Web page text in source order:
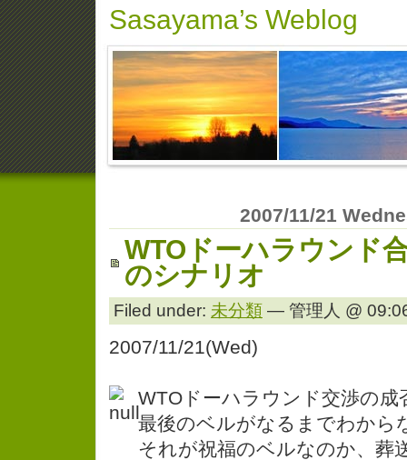
Sasayama’s Weblog
2007/11/21
WTOドーハラウンド
のシナリオ
Filed under: 未分類 — 管理人 @
2007/11/21(Wed)
WTOドーハラウンド交渉の
最後のベルがなるまでわから
それが祝福のベルなのか、葬